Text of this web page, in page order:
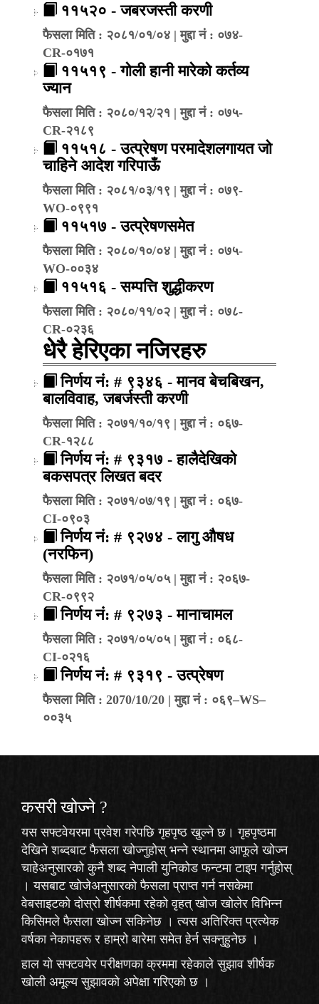
११५२० - जबरजस्ती करणी
फैसला मिति : २०८१/०१/०४ | मुद्दा नं : ०७४-
CR-०१७१
११५१९ - गोली हानी मारेको कर्तव्य
ज्यान
फैसला मिति : २०८०/१२/२१ | मुद्दा नं : ०७५-
CR-२१८९
११५१८ - उत्प्रेषण परमादेशलगायत जो
चाहिने आदेश गरिपाऊँ
फैसला मिति : २०८१/०३/१९ | मुद्दा नं : ०७९-
WO-०९९१
११५१७ - उत्प्रेषणसमेत
फैसला मिति : २०८०/१०/०४ | मुद्दा नं : ०७५-
WO-००३४
११५१६ - सम्पत्ति शुद्धीकरण
फैसला मिति : २०८०/११/०२ | मुद्दा नं : ०७८-
CR-०२३६
धेरै हेरिएका नजिरहरु
निर्णय नं: # ९३४६ - मानव बेचबिखन,
बालविवाह, जबर्जस्ती करणी
फैसला मिति : २०७१/१०/१९ | मुद्दा नं : ०६७-
CR-१२८८
निर्णय नं: # ९३१७ - हालैदेखिको
बकसपत्र लिखत बदर
फैसला मिति : २०७१/०७/१९ | मुद्दा नं : ०६७-
CI-०९०३
निर्णय नं: # ९२७४ - लागु औषध
(नरफिन)
फैसला मिति : २०७१/०५/०५ | मुद्दा नं : २०६७-
CR-०९९२
निर्णय नं: # ९२७३ - मानाचामल
फैसला मिति : २०७१/०५/०५ | मुद्दा नं : ०६८-
CI-०२१६
निर्णय नं: # ९३१९ - उत्प्रेषण
फैसला मिति : 2070/10/20 | मुद्दा नं : ०६९–WS–
००३५
कसरी खोज्‍ने ?
यस सफ्टवेयरमा प्रवेश गरेपछि गृहपृष्ठ खुल्ने छ। गृहपृष्ठमा
देखिने शब्दबाट फैसला खोज्नुहोस् भन्ने स्थानमा आफूले खोज्न
चाहेअनुसारको कुनै शब्द नेपाली युनिकोड फन्टमा टाइप गर्नुहोस्
। यसबाट खोजेअनुसारको फैसला प्राप्त गर्न नसकेमा
वेबसाइटको दोस्रो शीर्षकमा रहेकोवृहत् खोज खोलेर विभिन्न
किसिमले फैसला खोज्न सकिनेछ । त्यस अतिरिक्त प्रत्येक
वर्षका नेकापहरू र हाम्रो बारेमा समेत हेर्न सक्नुहुनेछ ।
हाल यो सफ्टवयेर परीक्षणका क्रममा रहेकालेसुझाव शीर्षक
खोली अमूल्य सुझावको अपेक्षा गरिएको छ ।